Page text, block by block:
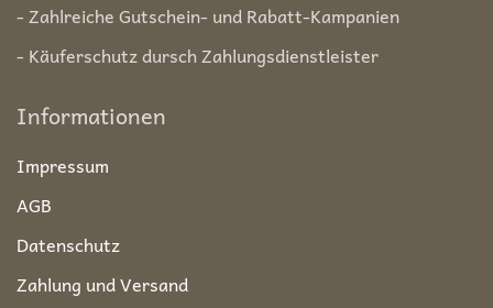
- Zahlreiche Gutschein- und Rabatt-Kampanien
- Käuferschutz dursch Zahlungsdienstleister
Informationen
Impressum
AGB
Datenschutz
Zahlung und Versand